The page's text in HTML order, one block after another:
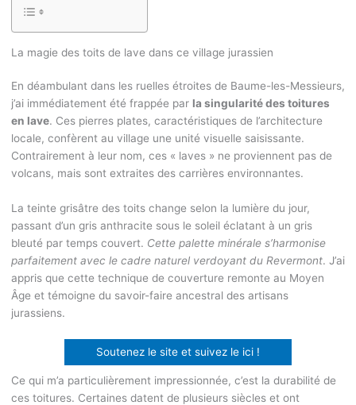
La magie des toits de lave dans ce village jurassien
En déambulant dans les ruelles étroites de Baume-les-Messieurs,
j’ai immédiatement été frappée par la singularité des toitures
en lave. Ces pierres plates, caractéristiques de l’architecture
locale, confèrent au village une unité visuelle saisissante.
Contrairement à leur nom, ces « laves » ne proviennent pas de
volcans, mais sont extraites des carrières environnantes.
La teinte grisâtre des toits change selon la lumière du jour,
passant d’un gris anthracite sous le soleil éclatant à un gris
bleuté par temps couvert. Cette palette minérale s’harmonise
parfaitement avec le cadre naturel verdoyant du Revermont. J’ai
appris que cette technique de couverture remonte au Moyen
Âge et témoigne du savoir-faire ancestral des artisans
jurassiens.
Soutenez le site et suivez le ici !
Ce qui m’a particulièrement impressionnée, c’est la durabilité de
ces toitures. Certaines datent de plusieurs siècles et ont